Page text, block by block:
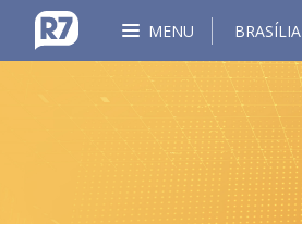
MENU BRASÍLIA